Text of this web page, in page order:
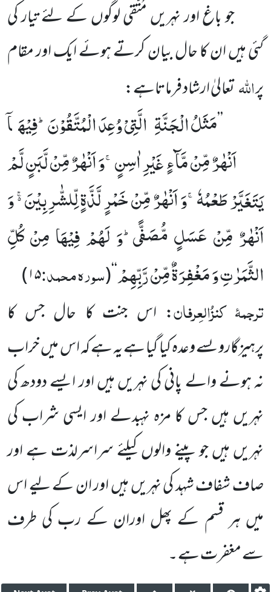
جو باغ اور نہریں مُتّقی لوگوں کے لئے تیار کی
گئی ہیں ان کا حال بیان کرتے ہوئے ایک اور مقام
پراللہتعالیٰ ارشاد فرماتاہے:
’’مَثَلُ الْجَنَّةِ الَّتِیْ وُعِدَ الْمُتَّقُوْنَؕ-فِیْهَاۤ
اَنْهٰرٌ مِّنْ مَّآءٍ غَیْرِ اٰسِنٍۚ-وَ اَنْهٰرٌ مِّنْ لَّبَنٍ لَّمْ
یَتَغَیَّرْ طَعْمُهٗۚ-وَ اَنْهٰرٌ مِّنْ خَمْرٍ لَّذَّةٍ لِّلشّٰرِبِیْنَ ﳛ وَ
اَنْهٰرٌ مِّنْ عَسَلٍ مُّصَفًّىؕ-وَ لَهُمْ فِیْهَا مِنْ كُلِّ
الثَّمَرٰتِ وَ مَغْفِرَةٌ مِّنْ رَّبِّهِمْ‘‘
(سورہ محمد:۱۵)
ترجمۂ کنزُالعِرفان: اس جنت کا حال جس کا
پرہیزگاروںسے وعدہ کیا گیا ہے یہ ہے کہ اس میں خراب
نہ ہونے والے پانی کی نہریں ہیں اور ایسے دودھ کی
نہریں ہیں جس کا مزہ نہبدلے اور ایسی شراب کی
نہریں ہیں جو پینے والوں کیلئے سراسرلذت ہے اور
صاف شفاف شہد کی نہریں ہیں اور ان کے لیے اس
میں ہر قسم کے پھل اوران کے رب کی طرف
سے مغفرت ہے ۔